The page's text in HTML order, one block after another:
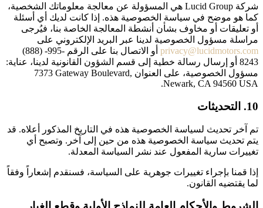
شركة Lucid Group هي المسؤولة عن معالجة معلوماتك الشخصية،
كما هو موضح في سياسة الخصوصية هذه. إذا كانت لديك أي أسئلة
أو تعليقات أو مخاوف بشأن أنشطة المعالجة الخاصة بنا، فيُرجى
مراسلة مسؤول الخصوصية لدينا عبر البريد الإلكتروني على
privacy@lucidmotors.com
أو الاتصال بنا على الرقم ‎(888) -995-
8243 أو إرسال رسالة خطية إلى قسم الشؤون القانونية لدينا، عناية:
مسؤول الخصوصية، على العنوان ‎7373 Gateway Boulevard,
Newark, CA 94560 USA.
10. التحديثات
تم آخر تحديث لسياسة الخصوصية هذه في التاريخ المذكور أعلاه. قد
يتم تحديث سياسة الخصوصية هذه من حين إلى آخر. وتصبح أي
تغييرات سارية المفعول عند نشر السياسة المعدلة.
إذا قمنا بإجراء تغييرات جوهرية على السياسة، فسنقدم إشعاراً وفقاً
لما يقتضيه القانون.